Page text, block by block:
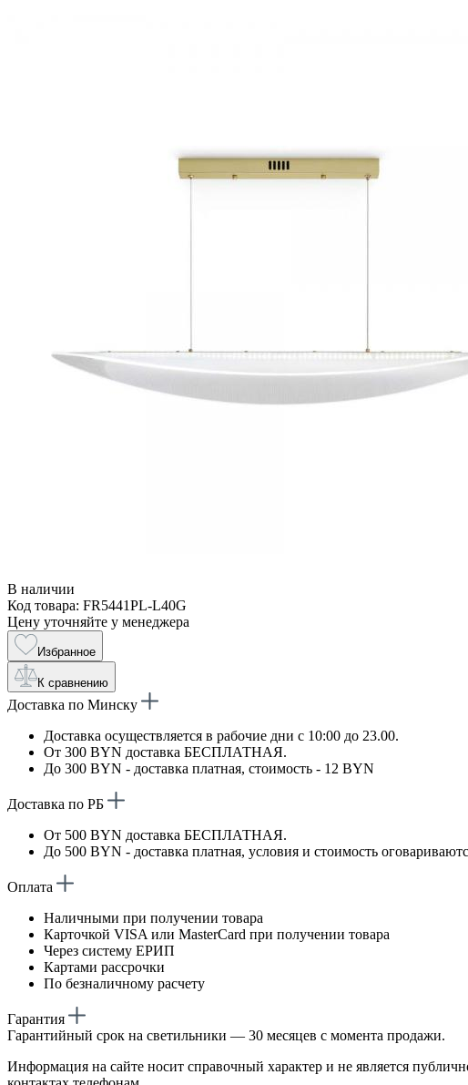
В наличии
Код товара: FR5441PL-L40G
Цену уточняйте у менеджера
Избранное
К сравнению
Доставка по Минску
Доставка осуществляется в рабочие дни с 10:00 до 23.00.
От 300 BYN доставка БЕСПЛАТНАЯ.
До 300 BYN - доставка платная, стоимость - 12 BYN
Доставка по РБ
От 500 BYN доставка БЕСПЛАТНАЯ.
До 500 BYN - доставка платная, условия и стоимость
Оплата
Наличными при получении товара
Карточкой VISA или MasterCard при получении товара
Через систему ЕРИП
Картами рассрочки
По безналичному расчету
Гарантия
Гарантийный срок на светильники — 30 месяцев с момента продажи.
Информация на сайте носит справочный характер и не является